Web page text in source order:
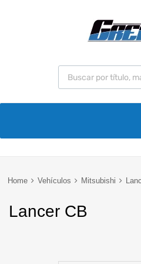
Home Vehículos Mitsubishi
Lancer CB